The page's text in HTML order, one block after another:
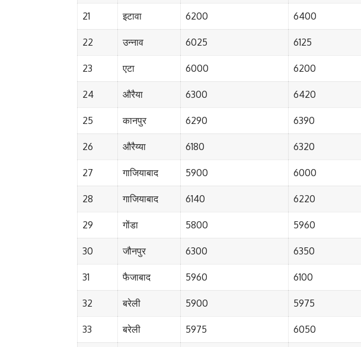
21 इटावा 6200 6400
22 उन्नाव 6025 6125
23 एटा 6000 6200
24 औरैया 6300 6420
25 कानपुर 6290 6390
26 औरैय्या 6180 6320
27 गाजियाबाद 5900 6000
28 गाजियाबाद 6140 6220
29 गोंडा 5800 5960
30 जौनपुर 6300 6350
31 फैजाबाद 5960 6100
32 बरेली 5900 5975
33 बरेली 5975 6050